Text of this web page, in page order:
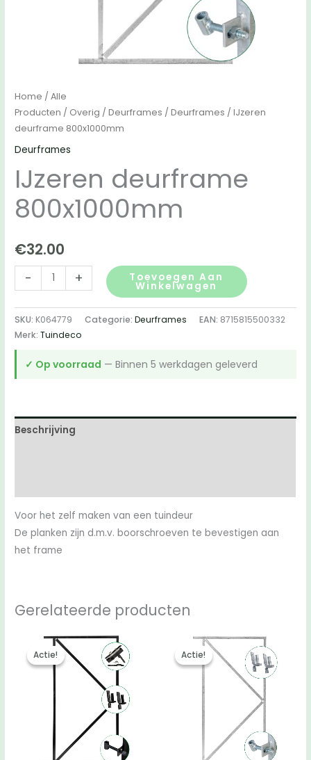
Home /Alle
Producten / Overig /Deurframes /Deurframes / IJzeren
deurframe 800x1000mm
Deurframes
IJzeren deurframe
800x1000mm
€32.00
-
deurframe
800x1000mm
aantal
+ Toevoegen Aan
Winkelwagen
SKU: K064779 Categorie:Deurframes EAN: 8715815500332
Merk:Tuindeco
✓ Op voorraad — Binnen 5 werkdagen geleverd
Beschrijving
Voor het zelf maken van een tuindeur
De planken zijn d.m.v. boorschroeven te bevestigen aan
het frame
Gerelateerde producten
Actie!
Actie! Actie!
Actie!